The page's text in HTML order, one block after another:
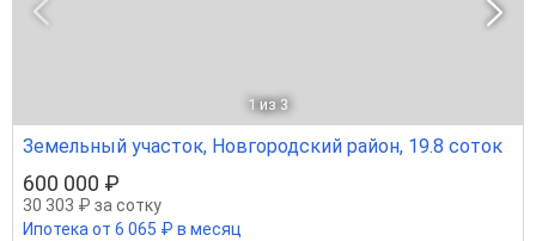
1 из 3
Земельный участок, Новгородский район, 19.8 соток
600 000 ₽
30 303 ₽ за сотку
Ипотека от 6 065 ₽ в месяц